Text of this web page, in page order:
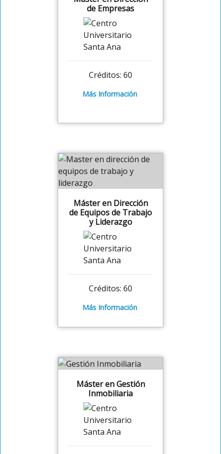
de Empresas
Créditos: 60
Más Información
Máster en Dirección
de Equipos de Trabajo
y Liderazgo
Créditos: 60
Más Información
Máster en Gestión
Inmobiliaria